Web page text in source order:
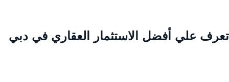
علي أفضل الاستثمار العقاري في دبي